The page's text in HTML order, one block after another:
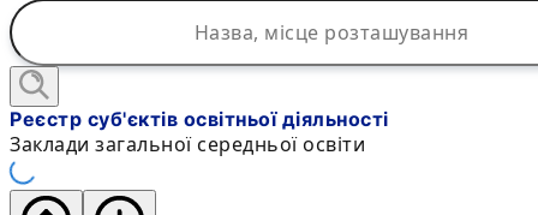
Реєстр суб'єктів освітньої діяльності
Заклади загальної середньої освіти